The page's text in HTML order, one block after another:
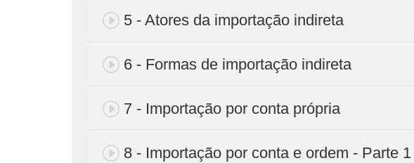
5 - Atores da importação indireta
6 - Formas de importação indireta
7 - Importação por conta própria
8 - Importação por conta e ordem - Parte 1